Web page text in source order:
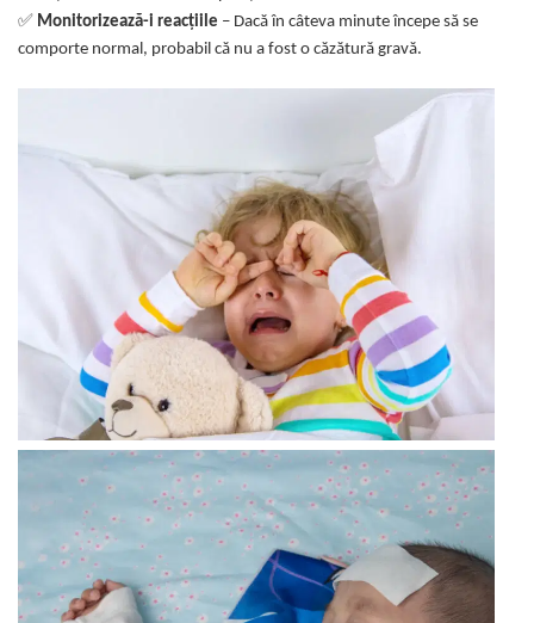
✅ Monitorizează-i reacțiile – Dacă în câteva minute începe să se
comporte normal, probabil că nu a fost o căzătură gravă.